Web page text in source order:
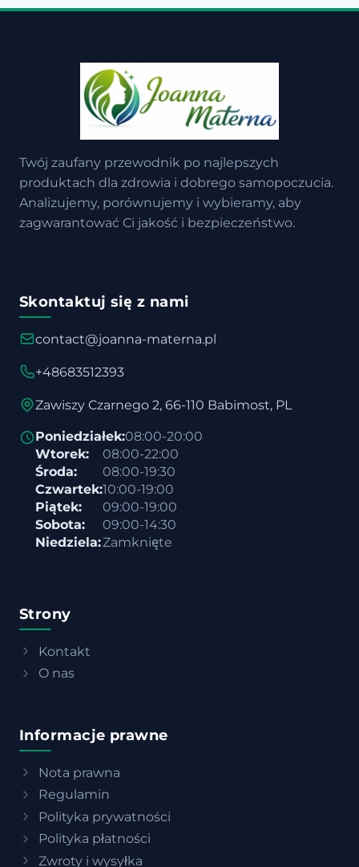
Twój zaufany przewodnik po najlepszych
produktach dla zdrowia i dobrego samopoczucia.
Analizujemy, porównujemy i wybieramy, aby
zagwarantować Ci jakość i bezpieczeństwo.
Skontaktuj się z nami
contact@joanna-materna.pl
+48683512393
Zawiszy Czarnego 2, 66-110 Babimost, PL
Poniedziałek:08:00-20:00
Wtorek:
08:00-22:00
Środa:
08:00-19:30
Czwartek:10:00-19:00
Piątek:
09:00-19:00
Sobota:
09:00-14:30
Niedziela:Zamknięte
Strony
Kontakt
O nas
Informacje prawne
Nota prawna
Regulamin
Polityka prywatności
Polityka płatności
Zwroty i wysyłka